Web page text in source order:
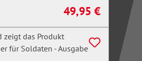
Regulärer Preis:
49,95 €